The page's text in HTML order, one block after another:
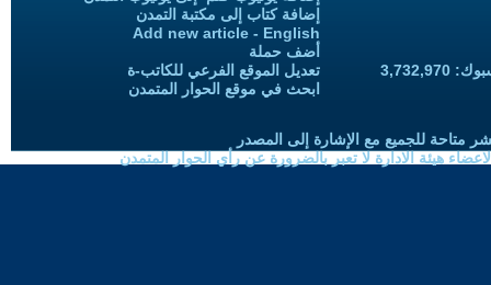
إضافة كتاب إلى مكتبة التمدن
Add new article - English
أضف حملة
تعديل الموقع الفرعي للكاتب-ة
ابحث في موقع الحوار المتمدن
متاحة للجميع مع الإشارة إلى المصدر
هيئة الادارة لا تعبر بالضرورة عن رأي الحوار المتمدن